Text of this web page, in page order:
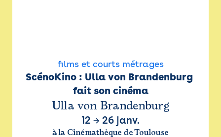
films et courts métrages
ScénoKino : Ulla von Brandenburg
fait son cinéma
Ulla von Brandenburg
12 → 26 janv.
à la Cinémathèque de Toulouse